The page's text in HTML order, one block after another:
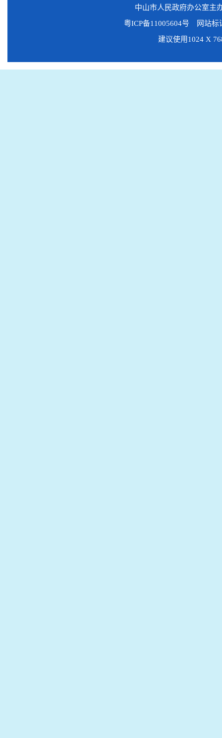
中山市人民政府办公室
粤ICP备11005604号 网站标
建议使用1024 X